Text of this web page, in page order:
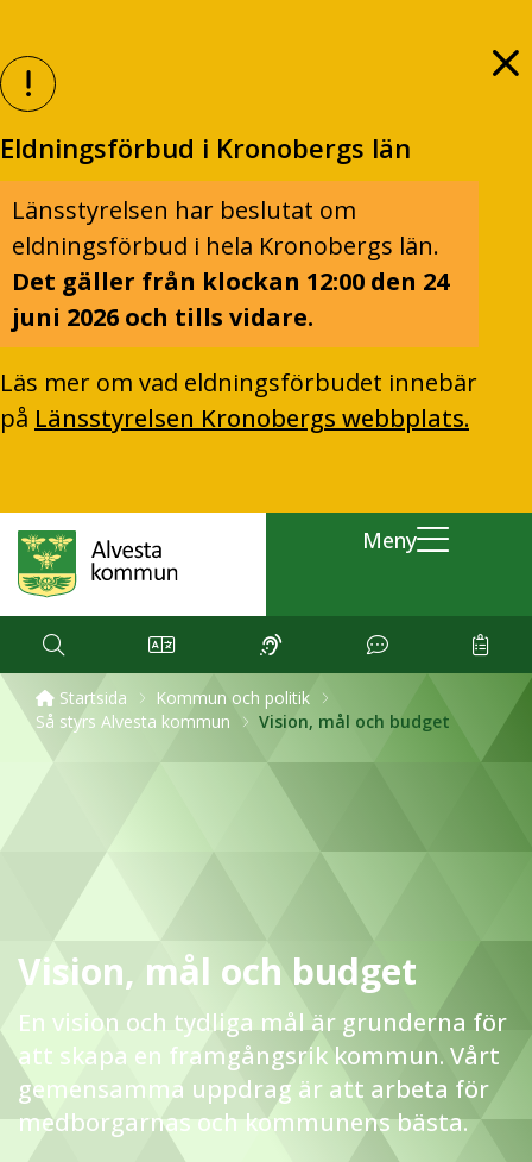
Eldningsförbud i Kronobergs län
Länsstyrelsen har beslutat om
eldningsförbud i hela Kronobergs län.
Det gäller från klockan 12:00 den 24
juni 2026 och tills vidare.
Läs mer om vad eldningsförbudet innebär
på Länsstyrelsen Kronobergs webbplats.
Meny
Startsida
Kommun och politik
Så styrs Alvesta kommun
Vision, mål och budget
Vision, mål och budget
En vision och tydliga mål är grunderna för
att skapa en framgångsrik kommun. Vårt
gemensamma uppdrag är att arbeta för
medborgarnas och kommunens bästa.